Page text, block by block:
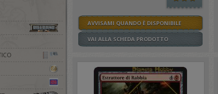
AVVISAMI QUANDO È DISPONIBILE
VAI ALLA SCHEDA PRODOTTO